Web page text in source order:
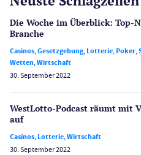
Die Woche im Überblick: Top-
Branche
Casinos,Gesetzgebung,Lotterie,Poker,
Wetten,Wirtschaft
30. September 2022
WestLotto-Podcast räumt mit
auf
Casinos,Lotterie,Wirtschaft
30. September 2022